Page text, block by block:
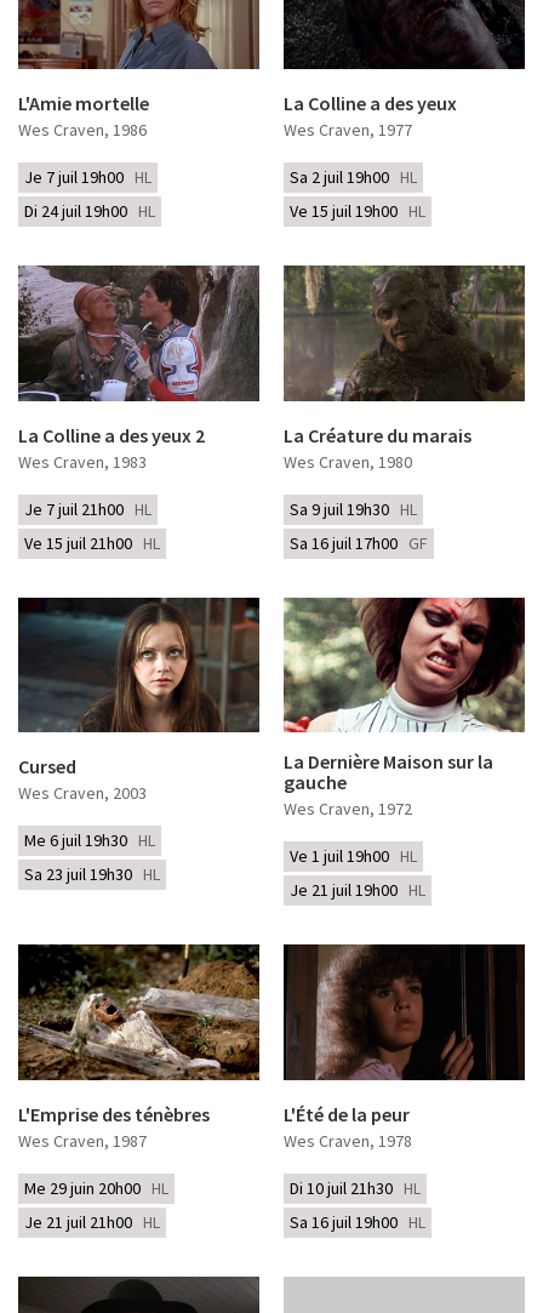
L'Amie mortelle
Wes Craven, 1986
Je 7 juil 19h00 HL
Di 24 juil 19h00 HL
La Colline a des yeux
Wes Craven, 1977
Sa 2 juil 19h00 HL
Ve 15 juil 19h00 HL
La Colline a des yeux 2
Wes Craven, 1983
Je 7 juil 21h00 HL
Ve 15 juil 21h00 HL
La Créature du marais
Wes Craven, 1980
Sa 9 juil 19h30 HL
Sa 16 juil 17h00 GF
Cursed
Wes Craven, 2003
Me 6 juil 19h30 HL
Sa 23 juil 19h30 HL
La Dernière Maison sur la
gauche
Wes Craven, 1972
Ve 1 juil 19h00 HL
Je 21 juil 19h00 HL
L'Emprise des ténèbres
Wes Craven, 1987
Me 29 juin 20h00 HL
Je 21 juil 21h00 HL
L'Été de la peur
Wes Craven, 1978
Di 10 juil 21h30 HL
Sa 16 juil 19h00 HL